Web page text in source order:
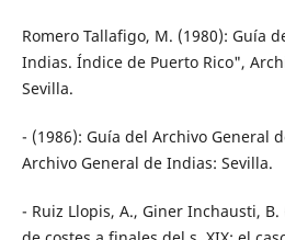
Romero Tallafigo, M. (1980): Guía
Indias. Índice de Puerto Rico",
Sevilla.
- (1986): Guía del Archivo General
Archivo General de Indias: Sevilla.
- Ruiz Llopis, A., Giner Inchausti,